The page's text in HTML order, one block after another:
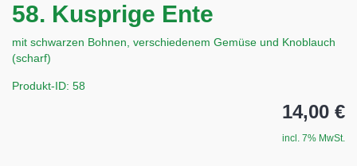
58. Kusprige Ente
mit schwarzen Bohnen, verschiedenem Gemüse und Knoblauch
(scharf)
Produkt-ID: 58
14,00 €
incl. 7% MwSt.